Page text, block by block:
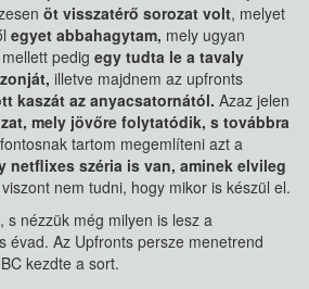
öt visszatérő sorozat volt, melyet
egyet abbahagytam, mely ugyan
pedig egy tudta le a tavaly
illetve majdnem az upfronts
kaszát az anyacsatornától. Azaz jelen
mely jövőre folytatódik, s továbbra
tartom megemlíteni azt a
netflixes széria is van, aminek elvileg
nem tudni, hogy mikor is készül el.
s nézzük még milyen is lesz a
évad. Az Upfronts persze menetrend
kezdte a sort.